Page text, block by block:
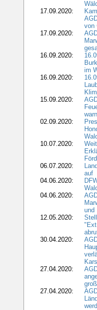
17.09.2020:
von
17.09.2020:
16.09.2020:
im
16.09.2020:
15.09.2020:
02.09.2020:
10.07.2020:
06.07.2020:
auf
04.06.2020:
04.06.2020:
und
12.05.2020:
30.04.2020:
27.04.2020:
27.04.2020: